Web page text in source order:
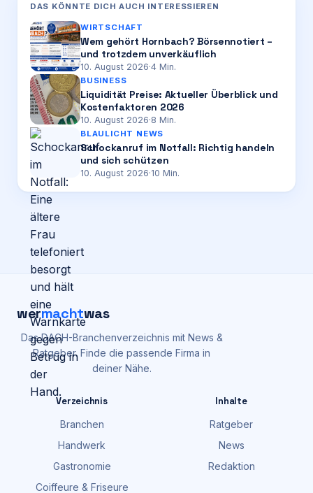
DAS KÖNNTE DICH AUCH INTERESSIEREN
WIRTSCHAFT
Wem gehört Hornbach? Börsennotiert –
und trotzdem unverkäuflich
10. August 2026·4 Min.
BUSINESS
Liquidität Preise: Aktueller Überblick und
Kostenfaktoren 2026
10. August 2026·8 Min.
BLAULICHT NEWS
Schockanruf im Notfall: Richtig handeln
und sich schützen
10. August 2026·10 Min.
wermachtwas
Das DACH-Branchenverzeichnis mit News &
Ratgeber. Finde die passende Firma in
deiner Nähe.
Verzeichnis
Branchen
Handwerk
Gastronomie
Coiffeure & Friseure
Inhalte
Ratgeber
News
Redaktion